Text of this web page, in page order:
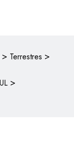
> Terrestres >
>